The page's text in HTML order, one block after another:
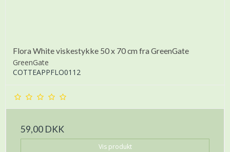
Flora White viskestykke 50 x 70 cm fra GreenGate
GreenGate
COTTEAPPFLO0112
59,00 DKK
Vis produkt